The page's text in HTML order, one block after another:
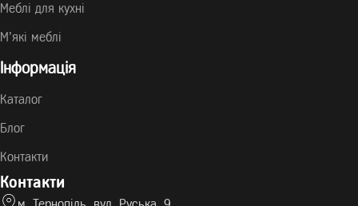
Меблі для кухні
М’які меблі
Інформація
Каталог
Блог
Контакти
Контакти